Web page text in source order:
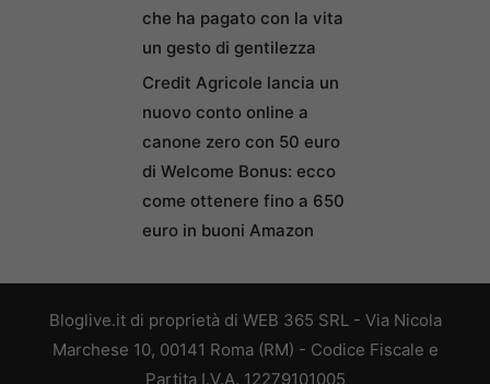
che ha pagato con la vita
un gesto di gentilezza
Credit Agricole lancia un
nuovo conto online a
canone zero con 50 euro
di Welcome Bonus: ecco
come ottenere fino a 650
euro in buoni Amazon
Bloglive.it di proprietà di WEB 365 SRL - Via Nicola
Marchese 10, 00141 Roma (RM) - Codice Fiscale e
Partita I.V.A. 12279101005